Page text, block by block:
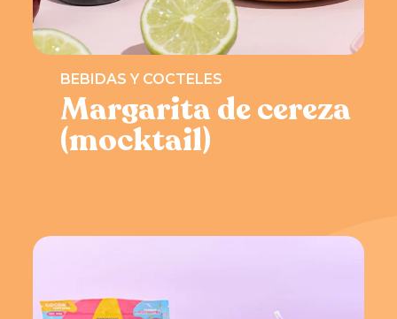
BEBIDAS Y COCTELES
Margarita de cereza
(mocktail)